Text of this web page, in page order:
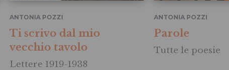
ANTONIA POZZI
Ti scrivo dal mio
vecchio tavolo
Lettere 1919-1938
ANTONIA POZZI
Parole
Tutte le poesie